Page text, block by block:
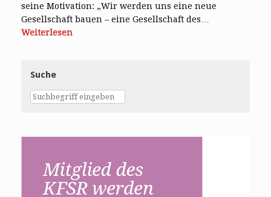
seine Motivation: „Wir werden uns eine neue
Gesellschaft bauen – eine Gesellschaft des…
Weiterlesen
Suche